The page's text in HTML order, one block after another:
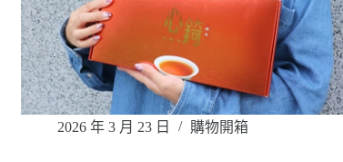
2026 年 3 月 23 日 購物開箱